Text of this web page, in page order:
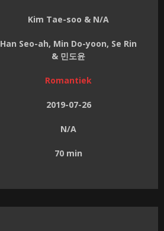
Kim Tae-soo & N/A
Han Seo-ah, Min Do-yoon, Se Rin
& 민도윤
Romantiek
2019-07-26
N/A
70 min